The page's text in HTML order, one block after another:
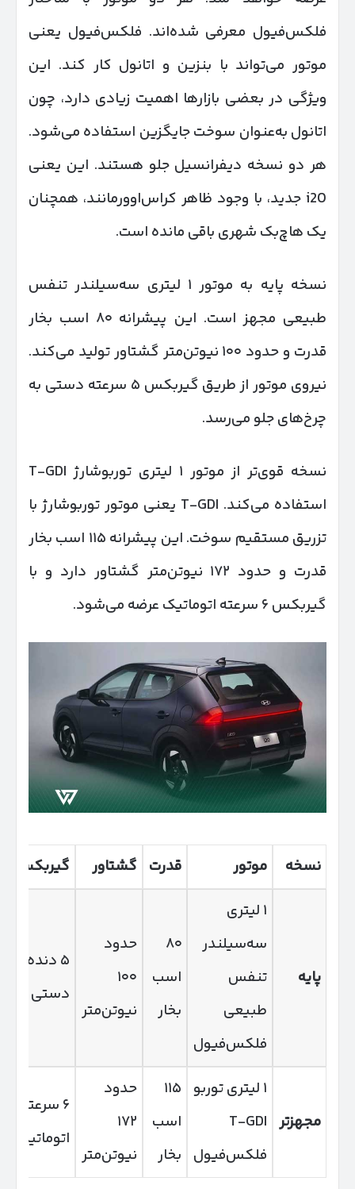
فلکس‌فیول معرفی شده‌اند. فلکس‌فیول یعنی
موتور می‌تواند با بنزین و اتانول کار کند. این
ویژگی در بعضی بازارها اهمیت زیادی دارد، چون
اتانول به‌عنوان سوخت جایگزین استفاده می‌شود.
هر دو نسخه دیفرانسیل جلو هستند. این یعنی
i20 جدید، با وجود ظاهر کراس‌اوورمانند، همچنان
یک هاچ‌بک شهری باقی مانده است.
نسخه پایه به موتور ۱ لیتری سه‌سیلندر تنفس
طبیعی مجهز است. این پیشرانه ۸۰ اسب بخار
قدرت و حدود ۱۰۰ نیوتن‌متر گشتاور تولید می‌کند.
نیروی موتور از طریق گیربکس ۵ سرعته دستی به
چرخ‌های جلو می‌رسد.
نسخه قوی‌تر از موتور ۱ لیتری توربوشارژ T-GDI
استفاده می‌کند. T-GDI یعنی موتور توربوشارژ با
تزریق مستقیم سوخت. این پیشرانه ۱۱۵ اسب بخار
قدرت و حدود ۱۷۲ نیوتن‌متر گشتاور دارد و با
گیربکس ۶ سرعته اتوماتیک عرضه می‌شود.
نسخه موتور قدرت گشتاور گیربکس
پایه
۱ لیتری
سه‌سیلندر
تنفس
طبیعی
فلکس‌فیول
۸۰
اسب
بخار
حدود
۱۰۰
نیوتن‌متر
۵ دنده
دستی
مجهزتر
۱ لیتری توربو
T-GDI
فلکس‌فیول
۱۱۵
اسب
بخار
حدود
۱۷۲
نیوتن‌متر
۶ سرعته
اتوماتیک